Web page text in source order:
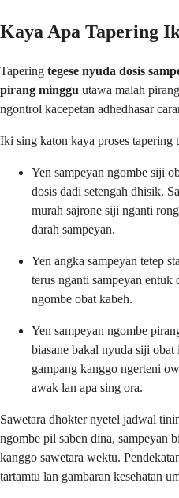
Kaya Apa Tapering
Tapering tegese nyuda dosis
pirang minggu utawa malah
ngontrol kacepetan adhedhasar
Iki sing katon kaya proses tapering
Yen sampeyan ngombe siji
dosis dadi setengah dhisik.
murah sajrone siji nganti
darah sampeyan.
Yen angka sampeyan tetep
terus nganti sampeyan
ngombe obat kabeh.
Yen sampeyan ngombe
biasane bakal nyuda siji
gampang kanggo ngerteni
awak lan apa sing ora.
Sawetara dhokter nyetel jadwal
ngombe pil saben dina, sampeyan
kanggo sawetara wektu.
tartamtu lan gambaran kesehatan